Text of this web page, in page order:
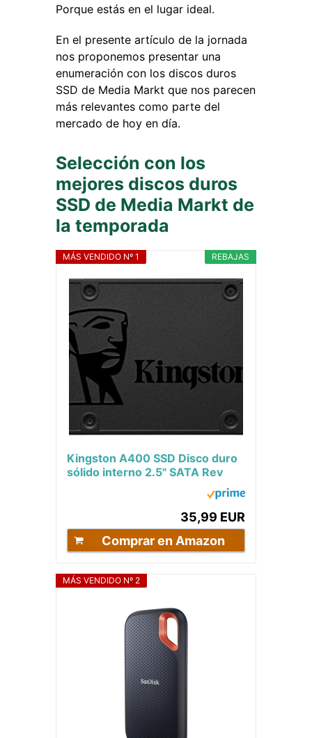
Porque estás en el lugar ideal.
En el presente artículo de la jornada
nos proponemos presentar una
enumeración con los discos duros
SSD de Media Markt que nos parecen
más relevantes como parte del
mercado de hoy en día.
Selección con los
mejores discos duros
SSD de Media Markt de
la temporada
REBAJAS
MÁS VENDIDO Nº 1
Kingston A400 SSD Disco duro
sólido interno 2.5" SATA Rev
3.0, 480GB - SA400S37/480G
35,99 EUR
Comprar en Amazon
MÁS VENDIDO Nº 2